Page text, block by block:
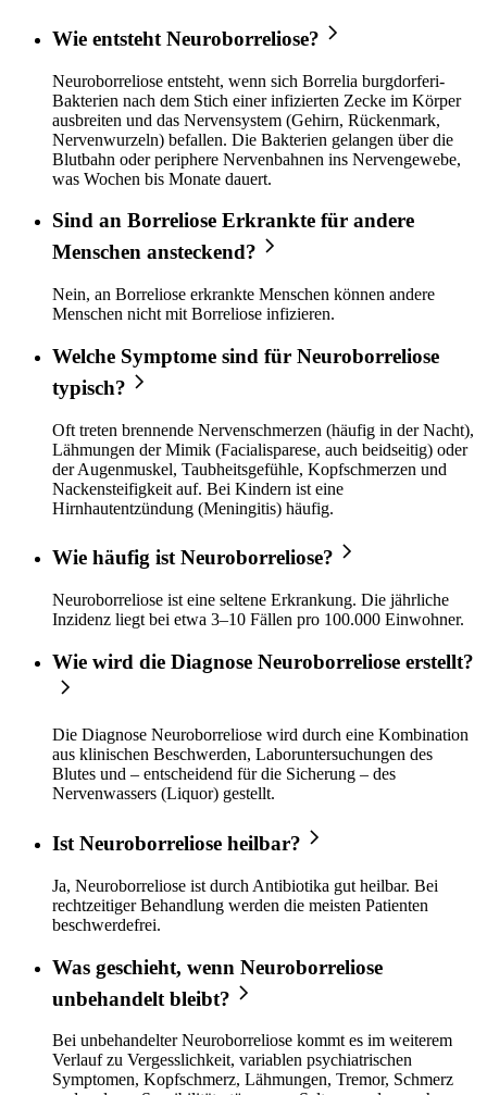
Wie entsteht Neuroborreliose?
Neuroborreliose entsteht, wenn sich Borrelia burgdorferi-
Bakterien nach dem Stich einer infizierten Zecke im Körper
ausbreiten und das Nervensystem (Gehirn, Rückenmark,
Nervenwurzeln) befallen. Die Bakterien gelangen über die
Blutbahn oder periphere Nervenbahnen ins Nervengewebe,
was Wochen bis Monate dauert.
Sind an Borreliose Erkrankte für andere
Menschen ansteckend?
Nein, an Borreliose erkrankte Menschen können andere
Menschen nicht mit Borreliose infizieren.
Welche Symptome sind für Neuroborreliose
typisch?
Oft treten brennende Nervenschmerzen (häufig in der Nacht),
Lähmungen der Mimik (Facialisparese, auch beidseitig) oder
der Augenmuskel, Taubheitsgefühle, Kopfschmerzen und
Nackensteifigkeit auf. Bei Kindern ist eine
Hirnhautentzündung (Meningitis) häufig.
Wie häufig ist Neuroborreliose?
Neuroborreliose ist eine seltene Erkrankung. Die jährliche
Inzidenz liegt bei etwa 3–10 Fällen pro 100.000 Einwohner.
Wie wird die Diagnose Neuroborreliose erstellt?
Die Diagnose Neuroborreliose wird durch eine Kombination
aus klinischen Beschwerden, Laboruntersuchungen des
Blutes und – entscheidend für die Sicherung – des
Nervenwassers (Liquor) gestellt.
Ist Neuroborreliose heilbar?
Ja, Neuroborreliose ist durch Antibiotika gut heilbar. Bei
rechtzeitiger Behandlung werden die meisten Patienten
beschwerdefrei.
Was geschieht, wenn Neuroborreliose
unbehandelt bleibt?
Bei unbehandelter Neuroborreliose kommt es im weiterem
Verlauf zu Vergesslichkeit, variablen psychiatrischen
Symptomen, Kopfschmerz, Lähmungen, Tremor, Schmerz